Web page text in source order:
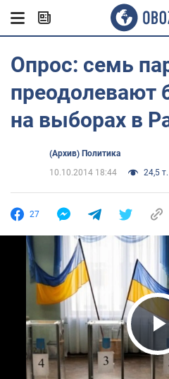
Опрос: семь
преодолевают
на выборах в
(Архив) Политика
10.10.2014 18:44
24,5 т.
27